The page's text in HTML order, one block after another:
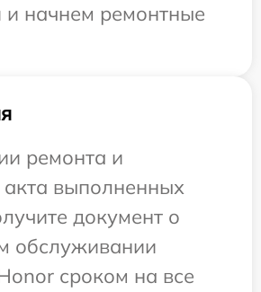
и начнем ремонтные
ремонта и
выполненных
документ о
обслуживании
сроком на все